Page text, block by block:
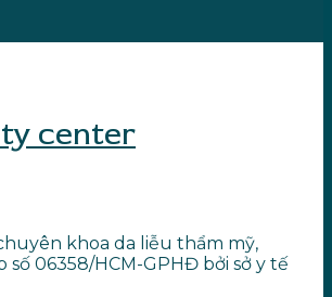
center
khoa da liễu thẩm mỹ,
số 06358/HCM-GPHĐ bởi sở y tế